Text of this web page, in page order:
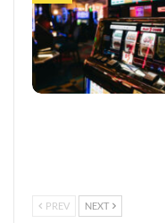
PREV NEXT